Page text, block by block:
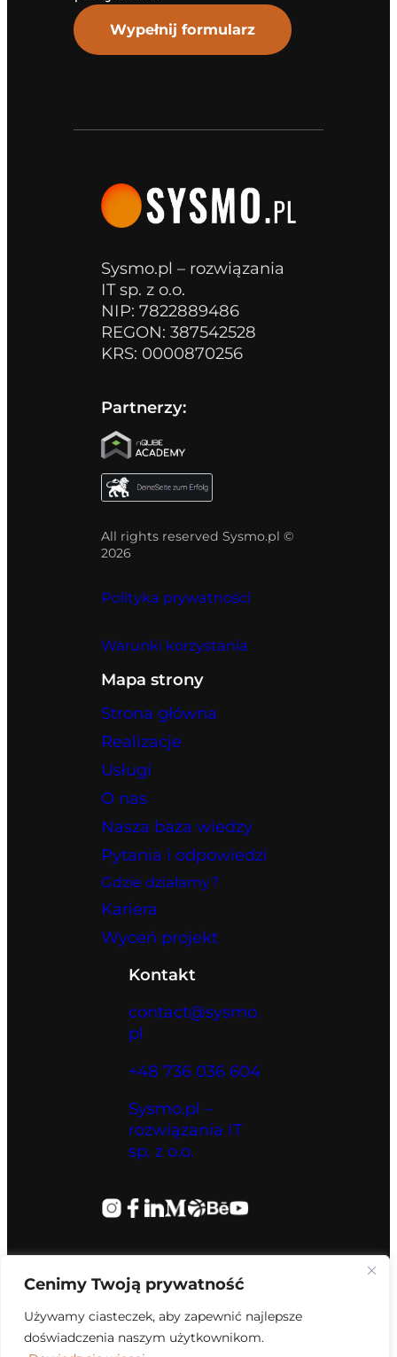
Cenimy Twoją prywatność
Używamy ciasteczek, aby zapewnić najlepsze
doświadczenia naszym użytkownikom.
Wypełnij formularz
Sysmo.pl – rozwiązania
IT sp. z o.o.
NIP: 7822889486
REGON: 387542528
KRS: 0000870256
Partnerzy:
All rights reserved Sysmo.pl ©
2026
Polityka prywatności
Warunki korzystania
Mapa strony
Strona główna
Realizacje
Usługi
O nas
Nasza baza wiedzy
Pytania i odpowiedzi
Gdzie działamy?
Kariera
Wyceń projekt
Kontakt
contact@sysmo.
pl
+48 736 036 604
Sysmo.pl –
rozwiązania IT
sp. z o.o.